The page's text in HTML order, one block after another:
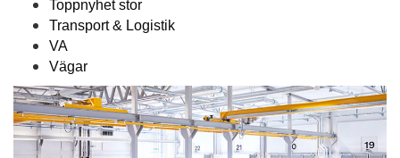
Toppnyhet stor
Transport & Logistik
VA
Vägar